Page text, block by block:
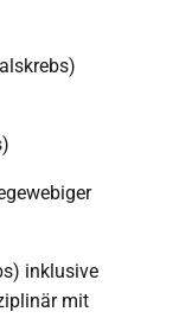
inklusive
mit